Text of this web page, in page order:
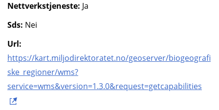
Nettverkstjeneste: Ja
Sds: Nei
Url:
https://kart.miljodirektoratet.no/geoserver/biogeografi
ske_regioner/wms?
service=wms&version=1.3.0&request=getcapabilities